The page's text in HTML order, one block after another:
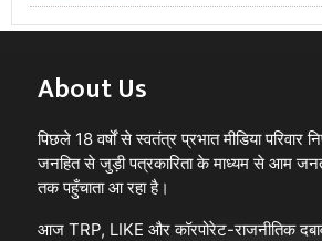
About Us
पिछले 18 वर्षों से स्वतंत्र प्रभात मीडिया परिवार
जनहित से जुड़ी पत्रकारिता के माध्यम से आम
तक पहुँचाता आ रहा है।
आज TRP, LIKE और कॉरपोरेट-राजनीतिक